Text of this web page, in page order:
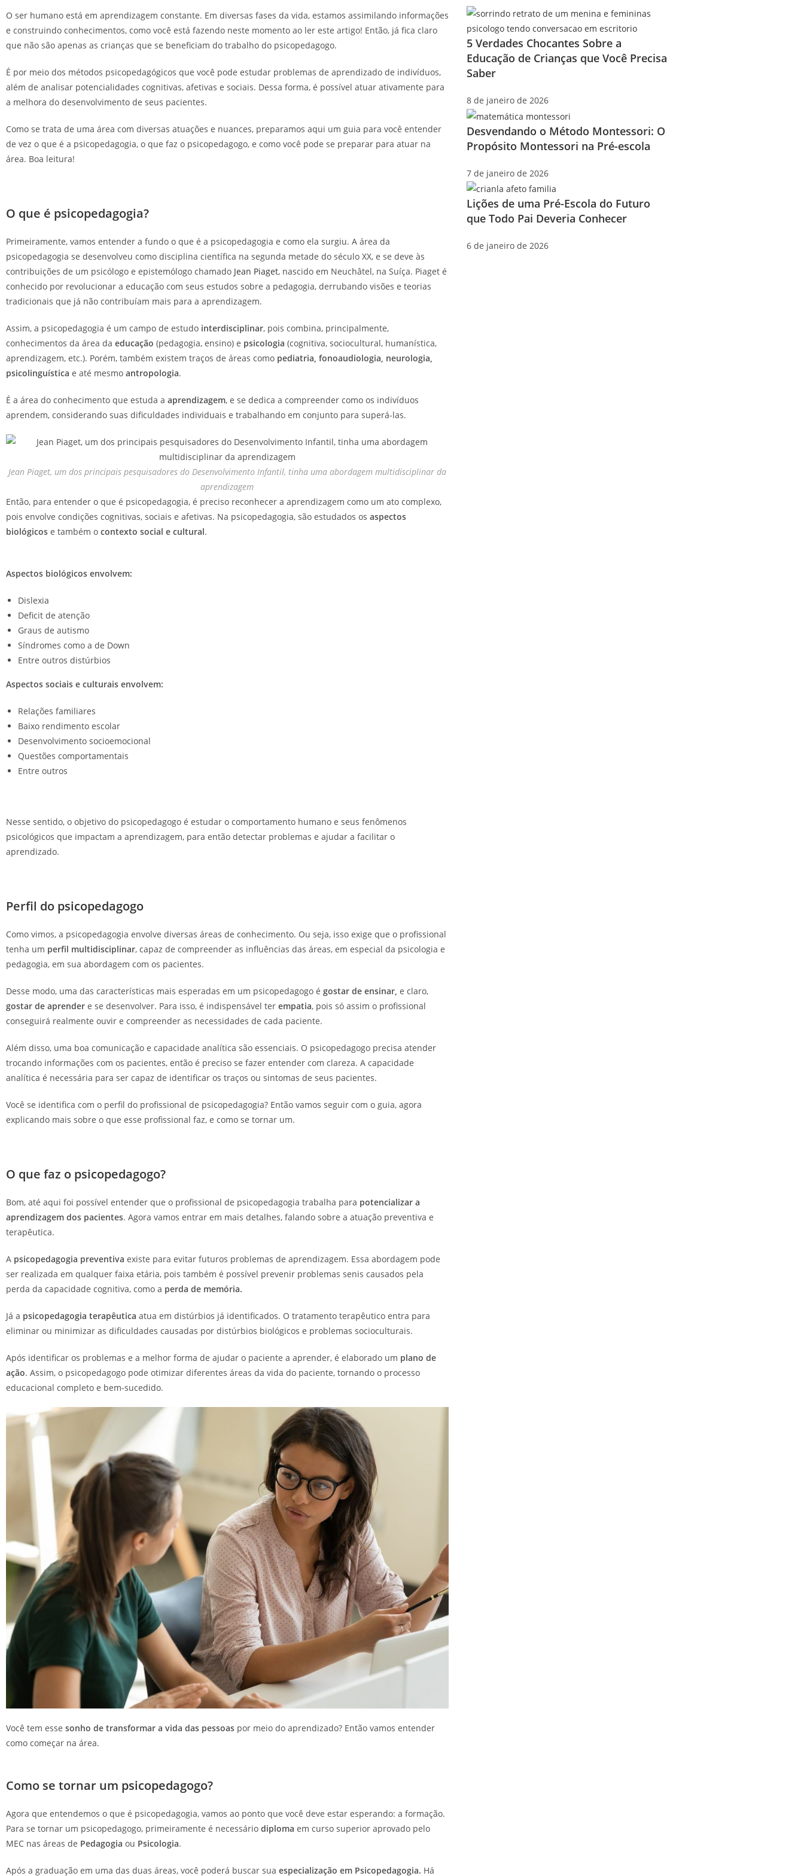
O ser humano está em aprendizagem constante. Em diversas fases da vida, estamos assimilando informações
e construindo conhecimentos, como você está fazendo neste momento ao ler este artigo! Então, já fica claro
que não são apenas as crianças que se beneficiam do trabalho do psicopedagogo.
É por meio dos métodos psicopedagógicos que você pode estudar problemas de aprendizado de indivíduos,
além de analisar potencialidades cognitivas, afetivas e sociais. Dessa forma, é possível atuar ativamente para
a melhora do desenvolvimento de seus pacientes.
Como se trata de uma área com diversas atuações e nuances, preparamos aqui um guia para você entender
de vez o que é a psicopedagogia, o que faz o psicopedagogo, e como você pode se preparar para atuar na
área. Boa leitura!
O que é psicopedagogia?
Primeiramente, vamos entender a fundo o que é a psicopedagogia e como ela surgiu. A área da
psicopedagogia se desenvolveu como disciplina científica na segunda metade do século XX, e se deve às
contribuições de um psicólogo e epistemólogo chamado Jean Piaget, nascido em Neuchâtel, na Suíça. Piaget é
conhecido por revolucionar a educação com seus estudos sobre a pedagogia, derrubando visões e teorias
tradicionais que já não contribuíam mais para a aprendizagem.
Assim, a psicopedagogia é um campo de estudo interdisciplinar, pois combina, principalmente,
conhecimentos da área da educação (pedagogia, ensino) e psicologia (cognitiva, sociocultural, humanística,
aprendizagem, etc.). Porém, também existem traços de áreas como pediatria, fonoaudiologia, neurologia,
psicolinguística e até mesmo antropologia.
É a área do conhecimento que estuda a aprendizagem, e se dedica a compreender como os indivíduos
aprendem, considerando suas dificuldades individuais e trabalhando em conjunto para superá-las.
Jean Piaget, um dos principais pesquisadores do Desenvolvimento Infantil, tinha uma abordagem multidisciplinar da
aprendizagem
Então, para entender o que é psicopedagogia, é preciso reconhecer a aprendizagem como um ato complexo,
pois envolve condições cognitivas, sociais e afetivas. Na psicopedagogia, são estudados os aspectos
biológicos e também o contexto social e cultural.
Aspectos biológicos envolvem:
Dislexia
Deficit de atenção
Graus de autismo
Síndromes como a de Down
Entre outros distúrbios
Aspectos sociais e culturais envolvem:
Relações familiares
Baixo rendimento escolar
Desenvolvimento socioemocional
Questões comportamentais
Entre outros
Nesse sentido, o objetivo do psicopedagogo é estudar o comportamento humano e seus fenômenos
psicológicos que impactam a aprendizagem, para então detectar problemas e ajudar a facilitar o
aprendizado.
Perfil do psicopedagogo
Como vimos, a psicopedagogia envolve diversas áreas de conhecimento. Ou seja, isso exige que o profissional
tenha um perfil multidisciplinar, capaz de compreender as influências das áreas, em especial da psicologia e
pedagogia, em sua abordagem com os pacientes.
Desse modo, uma das características mais esperadas em um psicopedagogo é gostar de ensinar, e claro,
gostar de aprender e se desenvolver. Para isso, é indispensável ter empatia, pois só assim o profissional
conseguirá realmente ouvir e compreender as necessidades de cada paciente.
Além disso, uma boa comunicação e capacidade analítica são essenciais. O psicopedagogo precisa atender
trocando informações com os pacientes, então é preciso se fazer entender com clareza. A capacidade
analítica é necessária para ser capaz de identificar os traços ou sintomas de seus pacientes.
Você se identifica com o perfil do profissional de psicopedagogia? Então vamos seguir com o guia, agora
explicando mais sobre o que esse profissional faz, e como se tornar um.
O que faz o psicopedagogo?
Bom, até aqui foi possível entender que o profissional de psicopedagogia trabalha para potencializar a
aprendizagem dos pacientes. Agora vamos entrar em mais detalhes, falando sobre a atuação preventiva e
terapêutica.
A psicopedagogia preventiva existe para evitar futuros problemas de aprendizagem. Essa abordagem pode
ser realizada em qualquer faixa etária, pois também é possível prevenir problemas senis causados pela
perda da capacidade cognitiva, como a perda de memória.
Já a psicopedagogia terapêutica atua em distúrbios já identificados. O tratamento terapêutico entra para
eliminar ou minimizar as dificuldades causadas por distúrbios biológicos e problemas socioculturais.
Após identificar os problemas e a melhor forma de ajudar o paciente a aprender, é elaborado um plano de
ação. Assim, o psicopedagogo pode otimizar diferentes áreas da vida do paciente, tornando o processo
educacional completo e bem-sucedido.
Você tem esse sonho de transformar a vida das pessoas por meio do aprendizado? Então vamos entender
como começar na área.
Como se tornar um psicopedagogo?
Agora que entendemos o que é psicopedagogia, vamos ao ponto que você deve estar esperando: a formação.
Para se tornar um psicopedagogo, primeiramente é necessário diploma em curso superior aprovado pelo
MEC nas áreas de Pedagogia ou Psicologia.
Após a graduação em uma das duas áreas, você poderá buscar sua especialização em Psicopedagogia. Há
5 Verdades Chocantes Sobre a
Educação de Crianças que Você Precisa
Saber
8 de janeiro de 2026
Desvendando o Método Montessori: O
Propósito Montessori na Pré-escola
7 de janeiro de 2026
Lições de uma Pré-Escola do Futuro
que Todo Pai Deveria Conhecer
6 de janeiro de 2026